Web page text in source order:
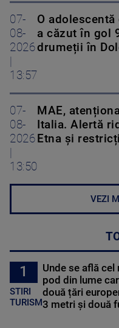
07-
08-
2026
13:57
O
a căzut în gol
drumeții în
07-
08-
2026
13:50
MAE,
Italia. Alertă
Etna și
VEZI
1
STIRI
TURISM
Unde se află cel
pod din lume
două țări
3 metri și două